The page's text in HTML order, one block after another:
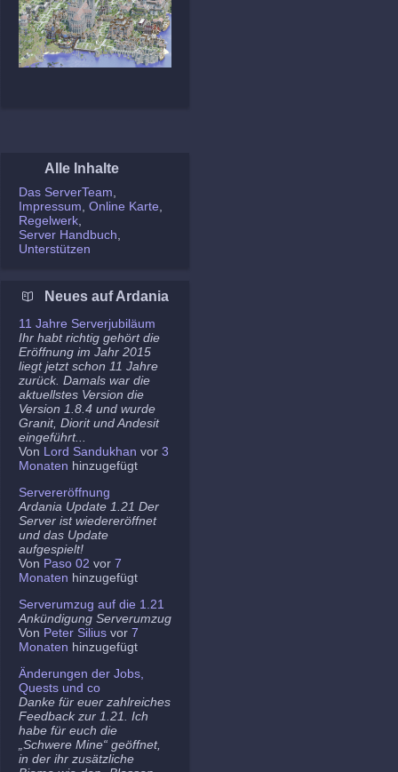
Alle Inhalte
Das ServerTeam
Impressum Online Karte
Regelwerk
Server Handbuch
Unterstützen
Neues auf Ardania
11 Jahre Serverjubiläum
Ihr habt richtig gehört die
Eröffnung im Jahr 2015
liegt jetzt schon 11 Jahre
zurück. Damals war die
aktuellstes Version die
Version 1.8.4 und wurde
Granit, Diorit und Andesit
eingeführt...
Von Lord Sandukhan vor 3
Monaten hinzugefügt
Servereröffnung
Ardania Update 1.21 Der
Server ist wiedereröffnet
und das Update
aufgespielt!
Von Paso 02 vor 7
Monaten hinzugefügt
Serverumzug auf die 1.21
Ankündigung Serverumzug
Von Peter Silius vor 7
Monaten hinzugefügt
Änderungen der Jobs,
Quests und co
Danke für euer zahlreiches
Feedback zur 1.21. Ich
habe für euch die
„Schwere Mine“ geöffnet,
in der ihr zusätzliche